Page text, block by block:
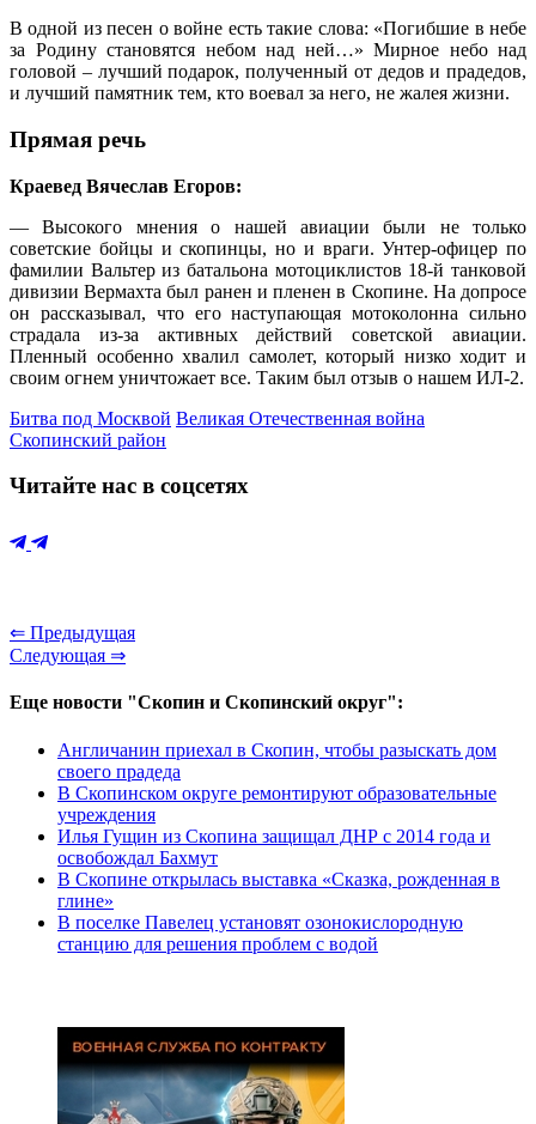
В одной из песен о войне есть такие слова: «Погибшие в небе
за Родину становятся небом над ней…» Мирное небо над
головой – лучший подарок, полученный от дедов и прадедов,
и лучший памятник тем, кто воевал за него, не жалея жизни.
Прямая речь
Краевед Вячеслав Егоров:
—Высокого мнения о нашей авиации были не только
советские бойцы и скопинцы, но и враги. Унтер-офицер по
фамилии Вальтер из батальона мотоциклистов 18-й танковой
дивизии Вермахта был ранен и пленен в Скопине. На допросе
он рассказывал, что его наступающая мотоколонна сильно
страдала из-за активных действий советской авиации.
Пленный особенно хвалил самолет, который низко ходит и
своим огнем уничтожает все. Таким был отзыв о нашем ИЛ-2.
Битва под Москвой Великая Отечественная война
Скопинский район
Читайте нас в соцсетях
⇐ Предыдущая
Следующая ⇒
Еще новости "Скопин и Скопинский округ":
Англичанин приехал в Скопин, чтобы разыскать дом
своего прадеда
В Скопинском округе ремонтируют образовательные
учреждения
Илья Гущин из Скопина защищал ДНР с 2014 года и
освобождал Бахмут
В Скопине открылась выставка «Сказка, рожденная в
глине»
В поселке Павелец установят озонокислородную
станцию для решения проблем с водой